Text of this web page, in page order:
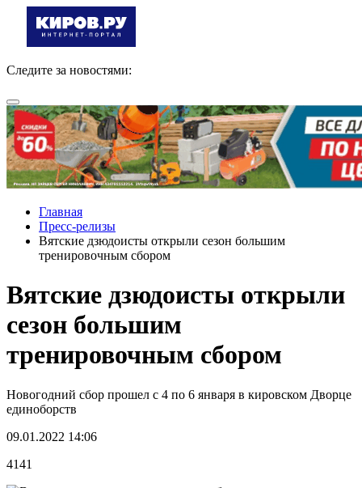
Следите за новостями:
Главная
Пресс-релизы
Вятские дзюдоисты открыли сезон большим
тренировочным сбором
Вятские дзюдоисты открыли
сезон большим
тренировочным сбором
Новогодний сбор прошел с 4 по 6 января в кировском Дворце
единоборств
09.01.2022 14:06
4141